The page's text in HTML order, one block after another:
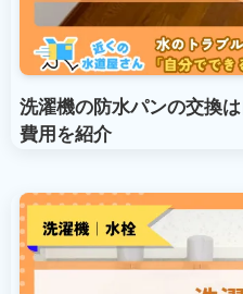
洗濯機の防水パンの交換
費用を紹介